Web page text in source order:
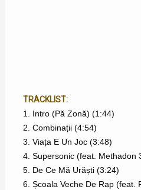
TRACKLIST:
1. Intro (Pă Zonă) (1:44)
2. Combinații (4:54)
3. Viața E Un Joc (3:48)
4. Supersonic (feat. Methadon
5. De Ce Mă Urăști (3:24)
6. Școala Veche De Rap (feat.